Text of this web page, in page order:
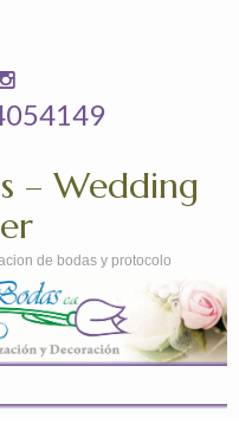
– Wedding
de bodas y protocolo